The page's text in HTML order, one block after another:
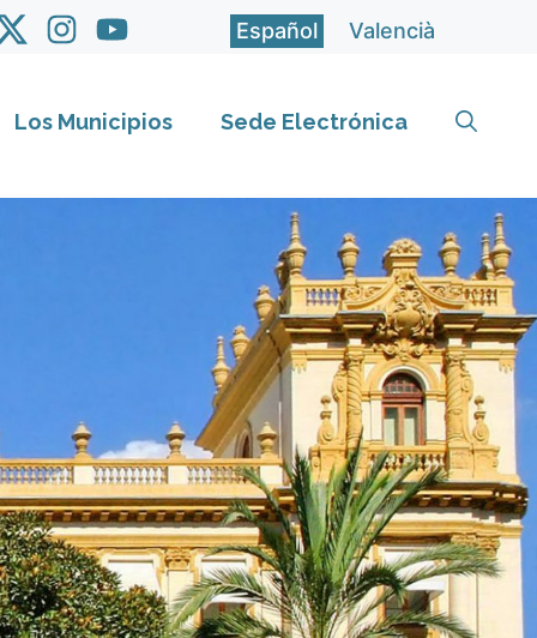
Español Valencià
Los Municipios Sede Electrónica